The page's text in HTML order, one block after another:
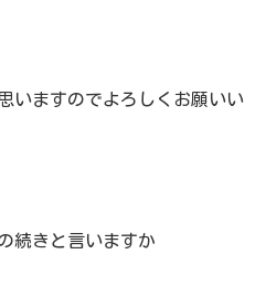
いますのでよろしくお願いい
続きと言いますか